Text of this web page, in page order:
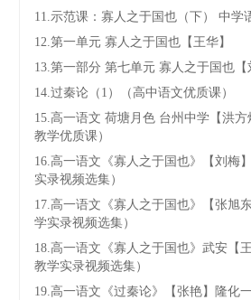
11.示范课：寡人之于国也（下） 中学
12.第一单元 寡人之于国也【王华】
13.第一部分 第七单元 寡人之于国也【
14.过秦论（1）（高中语文优质课）
15.高一语文 荷塘月色 台州中学【洪
教学优质课）
16.高一语文《寡人之于国也》【刘梅
实录视频选集）
17.高一语文《寡人之于国也》【张旭
学实录视频选集）
18.高一语文《寡人之于国也》武安【
教学实录视频选集）
19.高一语文《过秦论》【张艳】隆化